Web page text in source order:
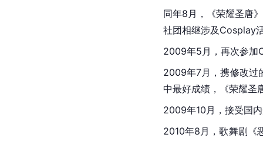
同年8月，《荣耀圣唐
社团相继涉及Cosplay
2009年5月，再次参加
2009年7月，携修改过
中最好成绩，《荣耀圣
2009年10月，接受国
2010年8月，歌舞剧《